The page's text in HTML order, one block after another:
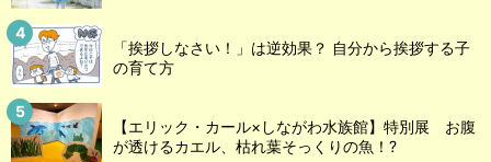
「挨拶しなさい！」は逆効果？ 自分から挨拶する子
の育て方
【エリック・カール×しながわ水族館】特別展 お腹
が透けるカエル、枯れ葉そっくりの魚！?